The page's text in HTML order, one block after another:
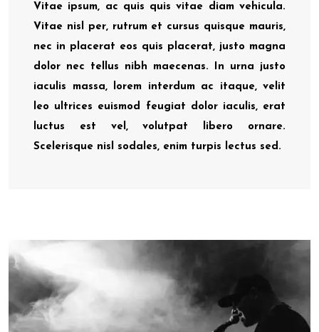
Vitae ipsum, ac quis quis vitae diam vehicula.
Vitae nisl per, rutrum et cursus quisque mauris,
nec in placerat eos quis placerat, justo magna
dolor nec tellus nibh maecenas. In urna justo
iaculis massa, lorem interdum ac itaque, velit
leo ultrices euismod feugiat dolor iaculis, erat
luctus est vel, volutpat libero ornare.
Scelerisque nisl sodales, enim turpis lectus sed.